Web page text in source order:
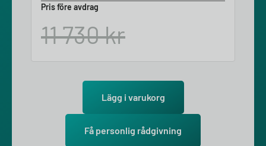
Pris före avdrag
11 730kr
Lägg i varukorg
Få personlig rådgivning